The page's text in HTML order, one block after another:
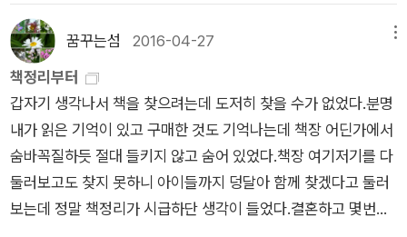
정 때문일까. 요즘 슬픈 노래를 많이 듣는다. 그중엔 실제 누군가
와 헤어졌던 기억과 곧바로 연결되는, 나에게는 금지곡이나 마찬
가지인 노래들도 있었다.천천히 걸으며, 슬픈 노래를 들으며 오래
된 기억들을 하나씩 꺼내보았다. 고등학교 시절 그렇게 내 가슴을
뛰었던 게 처음이라 어쩔줄 몰라했던, 수줍었던 소년이었던 내가
오랫동안 좋아했던 여성과의 헤어짐부터 짧거나 길었던 만남들
이 무작위로 머릿속을 스쳐갔다. 곱씹다보니 좋았던 기억들 보다
는 아쉬웠던, 안타까웠던, 후회되는 기억들이 더 많이 떠올랐다.
지 그런 책을 많이 읽는다고 해서 좋은 글은 결코 써 지지 않는
다. 적절한 비유가 될지 모르겠지만, 난 학교 때 공부를 그다지 잘
하지 못했다. 그런데 어느 날 내가 참고서를 습관적으로 많이 사
는 나를 발견하고 놀란 적이 있다. 내가 왜 이렇게 참고서를 많이
사는 거지? 그뿐인가? 여기저기 과외 공부를 바꾼 적도 있었다.
연장을 잘 못 다루는 사람이 연장 탓 한다고 공부를 못하는 이유
를 내 안에서 찾지 않고 참고서가 과외 공부 같은 외부적인 요인
에서 찾으려고 하는 것이다. 그와 비슷하게 그런 책을 읽는다고
치 두고 보려고 합니다. 처음 시작할 땐 시와 가까워진 것 같은 느
낌이었는데 이제 보니 더 어렵고 더 멀어진 것 같은 이 막연히 외
로운 감정은, 다시 설명해주셔야 할 것 같습니다... 내 집 마당귀
에는 수선화 몇 포기가 살고 있다. 꽃을 잘 알기 위해서는 바짝 다
가가야 한다. 암술 수술을 구분하고 꽃잎의 수를 세고 씨 맺는 시
기를 기다려 기록해야 한다. 그러면 나는 꽃을 이해하게 된 것일
까. 꽃이 인정할까?김영희의 인생 속으로 파고든 박철수는 결코
그녀를 이해할 수 없다. 날마다 격정과 권태의 소용돌이 속에서
함께 살지만, 그리고 딸 보람이와 아들 민수를 낳았지만, 이해는
꿈꾸는섬 2016-04-27
책정리부터
갑자기 생각나서 책을 찾으려는데 도저히 찾을 수가 없었다.분명
내가 읽은 기억이 있고 구매한 것도 기억나는데 책장 어딘가에서
숨바꼭질하듯 절대 들키지 않고 숨어 있었다.책장 여기저기를 다
둘러보고도 찾지 못하니 아이들까지 덩달아 함께 찾겠다고 둘러
보는데 정말 책정리가 시급하단 생각이 들었다.결혼하고 몇번의